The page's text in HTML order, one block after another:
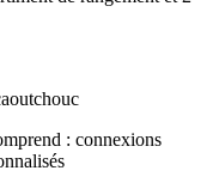
: connexions